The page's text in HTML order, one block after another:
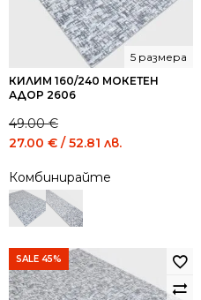
КИЛИМ 160/240 МОКЕТЕН
АДОР 2606
5 размера
49.00€
Original
was:
49.00 €
/
лв..
27.00 € / 52.81 лв.
Комбинирайте
SALE 45%